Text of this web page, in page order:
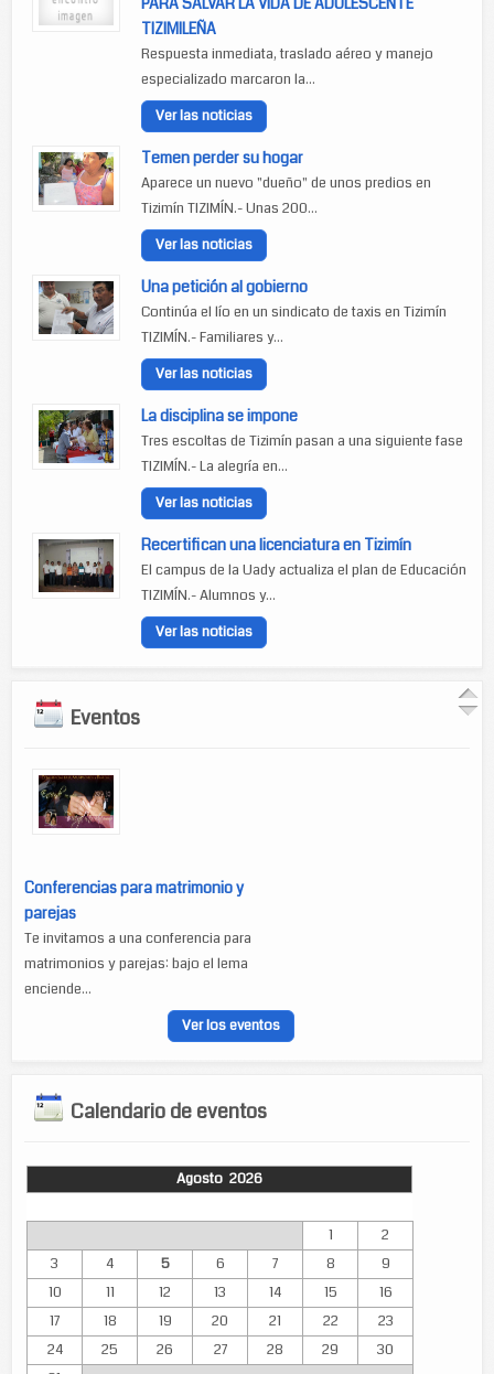
TIZIMILEÑA
Respuesta inmediata, traslado aéreo y manejo
especializado marcaron la...
Ver las noticias
Temen perder su hogar
Aparece un nuevo "dueño" de unos predios en
Tizimín TIZIMÍN.- Unas 200...
Ver las noticias
Una petición al gobierno
Continúa el lío en un sindicato de taxis en Tizimín
TIZIMÍN.- Familiares y...
Ver las noticias
La disciplina se impone
Tres escoltas de Tizimín pasan a una siguiente fase
TIZIMÍN.- La alegría en...
Ver las noticias
Recertifican una licenciatura en Tizimín
El campus de la Uady actualiza el plan de Educación
TIZIMÍN.- Alumnos y...
Ver las noticias
Eventos
Conferencias para matrimonio y
parejas
Te invitamos a una conferencia para
matrimonios y parejas: bajo el lema
enciende...
Ver los eventos
Calendario de eventos
Agosto 2026
1
2
3
4 5 6 7 8
9
10
11 12 13 14 15
16
17
18 19 20 21 22
23
24
25 26 27 28 29
30